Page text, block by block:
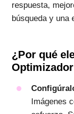
respuesta,
búsqueda y una
¿Por qué
Imágenes